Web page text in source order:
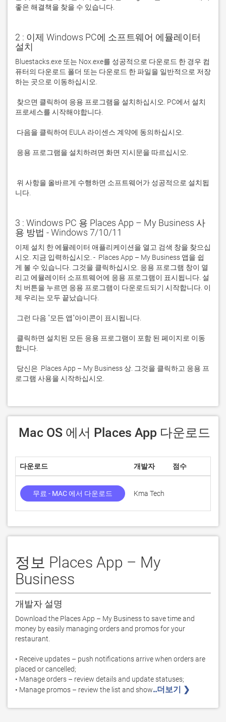
좋은 해결책을 찾을 수 있습니다.
2 : 이제 Windows PC에 소프트웨어 에뮬레이터
설치
Bluestacks.exe 또는 Nox.exe를 성공적으로 다운로드 한 경우 컴
퓨터의 다운로드 폴더 또는 다운로드 한 파일을 일반적으로 저장
니다.
3 : Windows PC 용 Places App – My Business 사
용 방법 - Windows 7/10/11
이제 설치 한 에뮬레이터 애플리케이션을 열고 검색 창을 찾으십
시오. 지금 입력하십시오. -  Places App – My Business 앱을 쉽
게 볼 수 있습니다. 그것을 클릭하십시오. 응용 프로그램 창이 열
리고 에뮬레이터 소프트웨어에 응용 프로그램이 표시됩니다. 설
치 버튼을 누르면 응용 프로그램이 다운로드되기 시작합니다. 이
로그램 사용을 시작하십시오.
Mac OS 에서 Places App 다운로드
다운로드 개발자 점수
무료 - MAC 에서 다운로드 Kma Tech
정보 Places App – My
Business
개발자 설명
Download the Places App – My Business to save time and
money by easily managing orders and promos for your
restaurant.
• Receive updates – push notifications arrive when orders are
placed or cancelled;
• Manage orders – review details and update statuses;
• Manage promos – review the list and show..더보기 ❯